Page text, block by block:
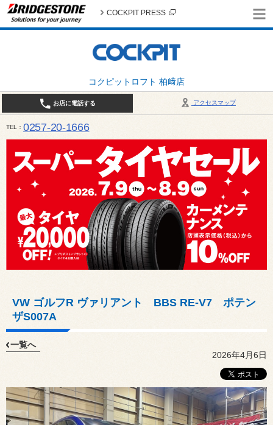
コクピットロフト 柏﨑店
COCKPIT PRESS
アクセスマップ
お店に電話する
TEL 0257-20-1666
平日・土・祝 10:00〜19:00 日曜日（春・秋除く）10:00～18:00 / 定休日：火曜日（1月から2
は月曜日・火曜日お休み）
VW ゴルフR ヴァリアント BBS RE-V7 ポテン
ザS007A
一覧へ
2026年4月6日